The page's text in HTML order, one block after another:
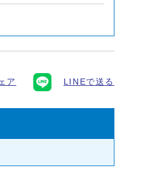
ア LINEで送る